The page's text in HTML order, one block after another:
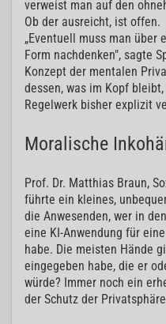
verweist man auf den
Ob der ausreicht, ist offen.
„Eventuell muss man über
Form nachdenken", sagte
Konzept der mentalen
dessen, was im Kopf
Regelwerk bisher explizit
Moralische
Prof. Dr. Matthias Braun,
führte ein kleines,
die Anwesenden, wer in
eine KI-Anwendung für
habe. Die meisten Hände
eingegeben habe, die er
würde? Immer noch ein
der Schutz der